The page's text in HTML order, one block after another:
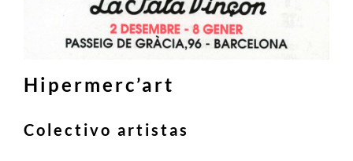
Hipermerc’art
Colectivo artistas